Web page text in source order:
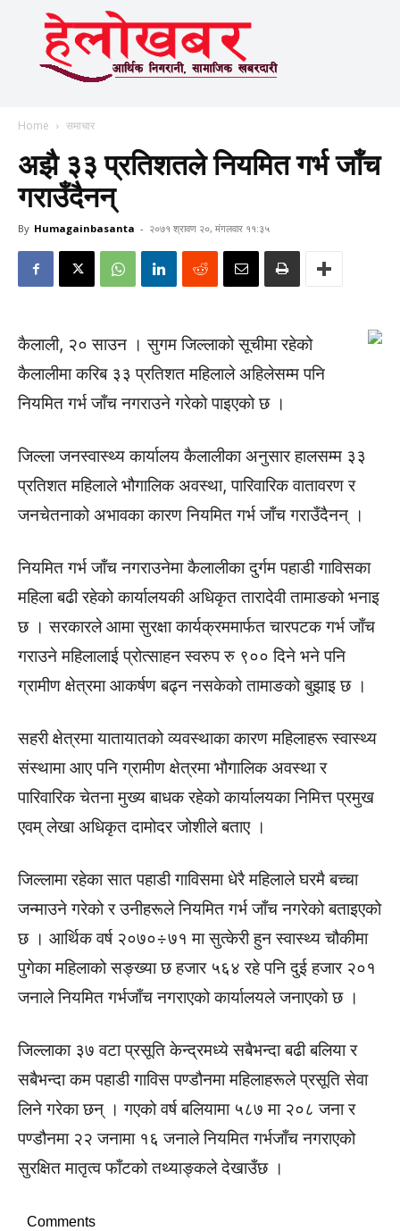
Home समाचार
अझै ३३ प्रतिशतले नियमित गर्भ जाँच
गराउँदैनन्
By Humagainbasanta - २०७१ श्रावण २०, मंगलवार ११:३५
कैलाली, २० साउन । सुगम जिल्लाको सूचीमा रहेको
कैलालीमा करिब ३३ प्रतिशत महिलाले अहिलेसम्म पनि
नियमित गर्भ जाँच नगराउने गरेको पाइएको छ ।
जिल्ला जनस्वास्थ्य कार्यालय कैलालीका अनुसार हालसम्म ३३
प्रतिशत महिलाले भौगालिक अवस्था, पारिवारिक वातावरण र
जनचेतनाको अभावका कारण नियमित गर्भ जाँच गराउँदैनन् ।
नियमित गर्भ जाँच नगराउनेमा कैलालीका दुर्गम पहाडी गाविसका
महिला बढी रहेको कार्यालयकी अधिकृत तारादेवी तामाङको भनाइ
छ । सरकारले आमा सुरक्षा कार्यक्रममार्फत चारपटक गर्भ जाँच
गराउने महिलालाई प्रोत्साहन स्वरुप रु ९०० दिने भने पनि
ग्रामीण क्षेत्रमा आकर्षण बढ्न नसकेको तामाङको बुझाइ छ ।
सहरी क्षेत्रमा यातायातको व्यवस्थाका कारण महिलाहरू स्वास्थ्य
संस्थामा आए पनि ग्रामीण क्षेत्रमा भौगालिक अवस्था र
पारिवारिक चेतना मुख्य बाधक रहेको कार्यालयका निमित्त प्रमुख
एवम् लेखा अधिकृत दामोदर जोशीले बताए ।
जिल्लामा रहेका सात पहाडी गाविसमा धेरै महिलाले घरमै बच्चा
जन्माउने गरेको र उनीहरूले नियमित गर्भ जाँच नगरेको बताइएको
छ । आर्थिक वर्ष २०७०÷७१ मा सुत्केरी हुन स्वास्थ्य चौकीमा
पुगेका महिलाको सङ्ख्या छ हजार ५६४ रहे पनि दुई हजार २०१
जनाले नियमित गर्भजाँच नगराएको कार्यालयले जनाएको छ ।
जिल्लाका ३७ वटा प्रसूति केन्द्रमध्ये सबैभन्दा बढी बलिया र
सबैभन्दा कम पहाडी गाविस पण्डौनमा महिलाहरूले प्रसूति सेवा
लिने गरेका छन् । गएको वर्ष बलियामा ५८७ मा २०८ जना र
पण्डौनमा २२ जनामा १६ जनाले नियमित गर्भजाँच नगराएको
सुरक्षित मातृत्व फाँटको तथ्याङ्कले देखाउँछ ।
Comments